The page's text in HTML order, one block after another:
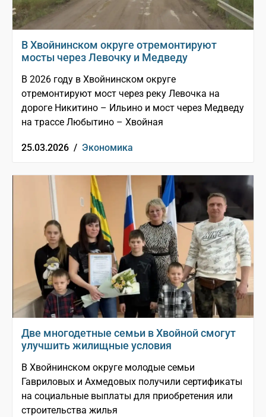
В Хвойнинском округе отремонтируют
мосты через Левочку и Медведу
В 2026 году в Хвойнинском округе
отремонтируют мост через реку Левочка на
дороге Никитино – Ильино и мост через Медведу
на трассе Любытино – Хвойная
25.03.2026 / Экономика
Две многодетные семьи в Хвойной смогут
улучшить жилищные условия
В Хвойнинском округе молодые семьи
Гавриловых и Ахмедовых получили сертификаты
на социальные выплаты для приобретения или
строительства жилья